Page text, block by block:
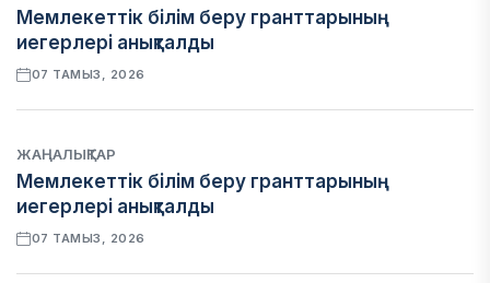
Мемлекеттік білім беру гранттарының
иегерлері анықталды
07 ТАМЫЗ, 2026
ЖАҢАЛЫҚТАР
Мемлекеттік білім беру гранттарының
иегерлері анықталды
07 ТАМЫЗ, 2026